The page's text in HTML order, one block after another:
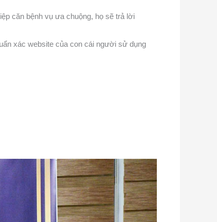
căn bệnh vụ ưa chuộng, họ sẽ trả lời
xác website của con cái người sử dụng